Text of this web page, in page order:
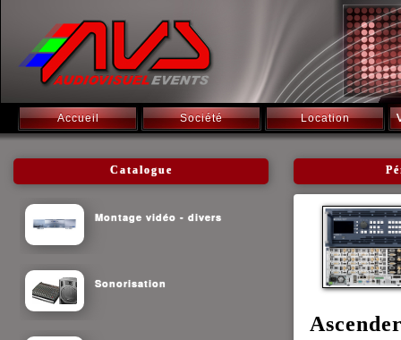
Accueil Société Location
Catalogue
Montage vidéo - divers
Sonorisation